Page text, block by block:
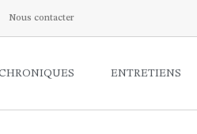
Nous contacter
ENTRETIENS